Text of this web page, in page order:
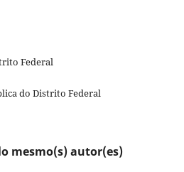
Federal
do Distrito Federal
mesmo(s) autor(es)